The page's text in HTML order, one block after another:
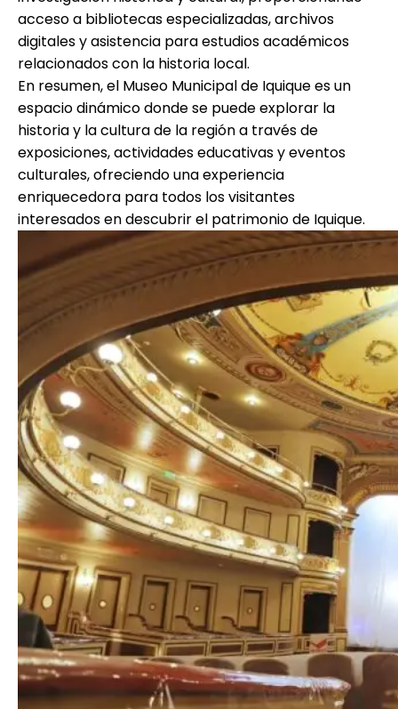
acceso a bibliotecas especializadas, archivos
digitales y asistencia para estudios académicos
relacionados con la historia local.
En resumen, el Museo Municipal de Iquique es un
espacio dinámico donde se puede explorar la
historia y la cultura de la región a través de
exposiciones, actividades educativas y eventos
culturales, ofreciendo una experiencia
enriquecedora para todos los visitantes
interesados en descubrir el patrimonio de Iquique.